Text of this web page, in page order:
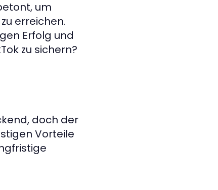
um
erreichen.
Erfolg und
zu sichern?
doch der
Vorteile